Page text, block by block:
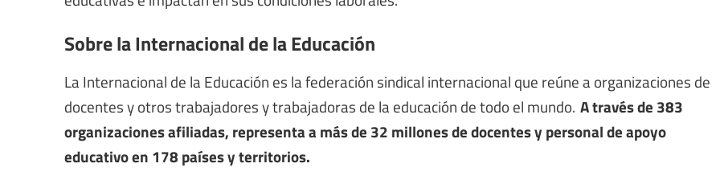
Sobre la Internacional de la Educación
La Internacional de la Educación es la federación sindical internacional que reúne a organizaciones de
docentes y otros trabajadores y trabajadoras de la educación de todo el mundo. A través de 383
organizaciones afiliadas, representa a más de 32 millones de docentes y personal de apoyo
educativo en 178 países y territorios.